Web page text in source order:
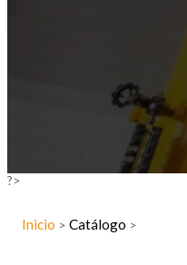
?>
Inicio > Catálogo >